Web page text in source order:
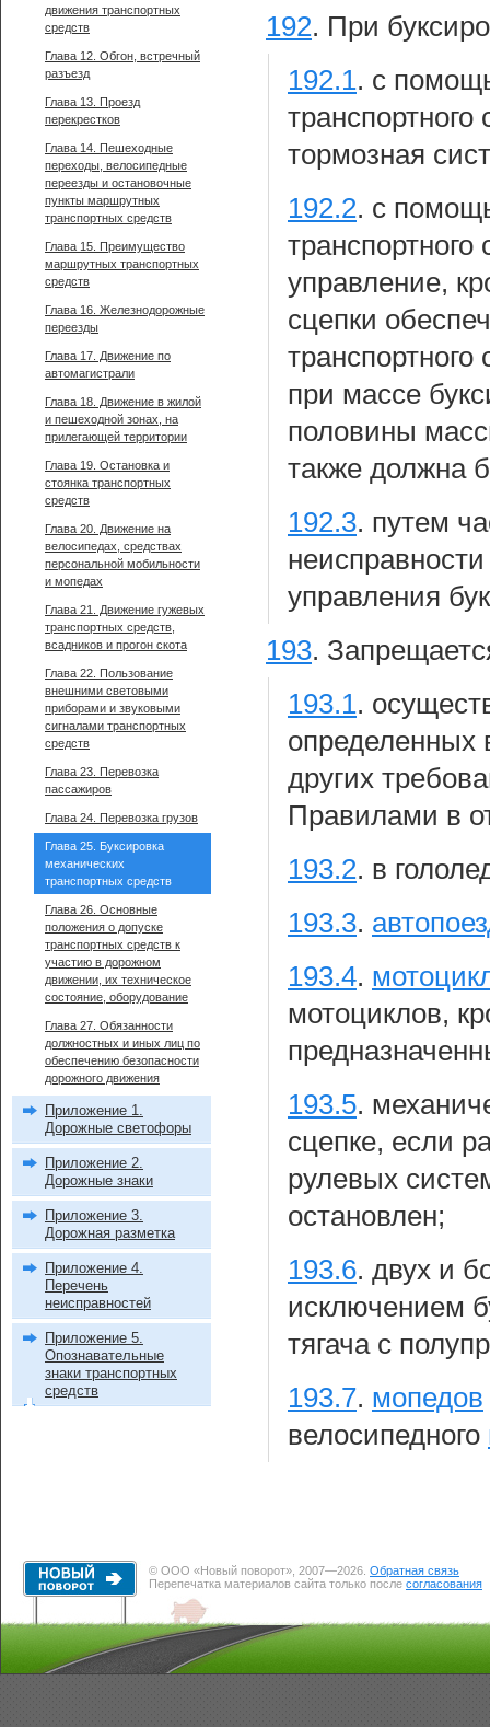
192. При
192.1. с
тормозная
192.2. с
управление,
сцепки
при массе
половины
также должна
192.3. путем
управления
193.
193.1.
определенных
других
Правилами в
193.2. в
193.3.
193.4.
мотоциклов,
193.5.
сцепке, если
рулевых
остановлен;
193.6. двух и
исключением
тягача с
193.7. мопедов
велосипедного
движения транспортных
средств
Глава 12. Обгон, встречный
разъезд
Глава 13. Проезд
перекрестков
Глава 14. Пешеходные
переходы, велосипедные
переезды и остановочные
пункты маршрутных
транспортных средств
Глава 15. Преимущество
маршрутных транспортных
средств
Глава 16. Железнодорожные
переезды
Глава 17. Движение по
автомагистрали
Глава 18. Движение в жилой
и пешеходной зонах, на
прилегающей территории
Глава 19. Остановка и
стоянка транспортных
средств
Глава 20. Движение на
велосипедах, средствах
персональной мобильности
и мопедах
Глава 21. Движение гужевых
транспортных средств,
всадников и прогон скота
Глава 22. Пользование
внешними световыми
приборами и звуковыми
сигналами транспортных
средств
Глава 23. Перевозка
пассажиров
Глава 24. Перевозка грузов
Глава 25. Буксировка
механических
транспортных средств
Глава 26. Основные
положения о допуске
транспортных средств к
участию в дорожном
движении, их техническое
состояние, оборудование
Глава 27. Обязанности
должностных и иных лиц по
обеспечению безопасности
дорожного движения
Приложение 1.
Дорожные светофоры
Приложение 2.
Дорожные знаки
Приложение 3.
Дорожная разметка
Приложение 4.
Перечень
неисправностей
Приложение 5.
Опознавательные
знаки транспортных
средств
© ООО «Новый поворот», 2007—2026. Обратная связь
Перепечатка материалов сайта только после согласования